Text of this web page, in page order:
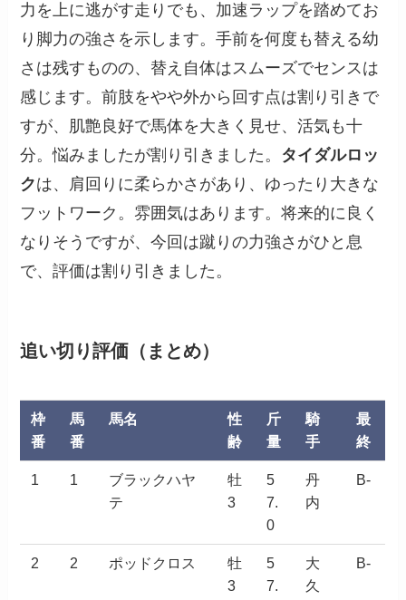
力を上に逃がす走りでも、加速ラップを踏めてお
り脚力の強さを示します。手前を何度も替える幼
さは残すものの、替え自体はスムーズでセンスは
感じます。前肢をやや外から回す点は割り引きで
すが、肌艶良好で馬体を大きく見せ、活気も十
分。悩みましたが割り引きました。 タイダルロッ
クは、肩回りに柔らかさがあり、ゆったり大きな
フットワーク。雰囲気はあります。将来的に良く
なりそうですが、今回は蹴りの力強さがひと息
で、評価は割り引きました。
追い切り評価（まとめ）
枠
番
馬
番
馬名
性
齢
斤
量
騎
手
最
終
1 1
ブラックハヤ
テ
牡
3
5
7.
0
丹
内
B-
2 2 ポッドクロス
牡
3
5
7.
大
久
B-